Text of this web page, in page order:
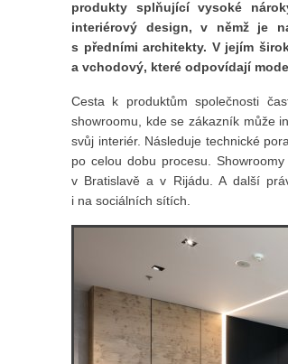
produkty splňující vysoké
interiérový design, v němž je
s předními architekty. V jejím
a vchodový, které odpovídají
Cesta k produktům společnosti
showroomu, kde se zákazník může
svůj interiér. Následuje technické
po celou dobu procesu.
v Bratislavě a v Rijádu. A další
i na sociálních sítích.